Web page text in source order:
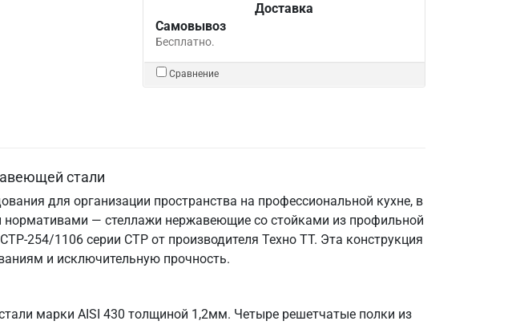
Доставка
Самовывоз
Бесплатно.
Сравнение
стали
для организации пространства на профессиональной кухне, в
— стеллажи нержавеющие со стойками из профильной
254/1106 серии СТР от производителя Техно ТТ. Эта конструкция
и исключительную прочность.
марки AISI 430 толщиной 1,2мм. Четыре решетчатые полки из